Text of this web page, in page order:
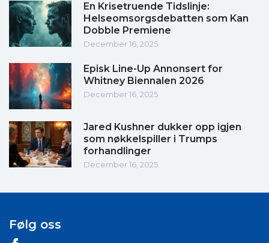
En Krisetruende Tidslinje:
Helseomsorgsdebatten som Kan
Dobble Premiene
December 16, 2025
Episk Line-Up Annonsert for
Whitney Biennalen 2026
December 16, 2025
Jared Kushner dukker opp igjen
som nøkkelspiller i Trumps
forhandlinger
December 16, 2025
Følg oss